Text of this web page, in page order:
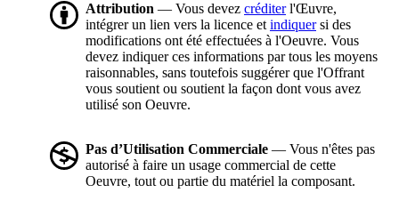
Attribution — Vous devez créditerl'Œuvre,
intégrer un lien vers la licence et indiquersi des
modifications ont été effectuées à l'Oeuvre. Vous
devez indiquer ces informations par tous les moyens
raisonnables, sans toutefois suggérer que l'Offrant
vous soutient ou soutient la façon dont vous avez
utilisé son Oeuvre.
Pas d’Utilisation Commerciale — Vous n'êtes pas
autorisé à faire un usage commercial de cette
Oeuvre, tout ou partie du matériel la composant.